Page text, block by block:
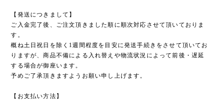
【発送につきまして】
ご入金完了後、ご注文頂きました順に順次対応させて頂いておりま
す。
概ね土日祝日を除く1週間程度を目安に発送手続きをさせて頂いてお
りますが、商品不備による入れ替えや物流状況によって前後・遅延
する場合が御座います。
予めご了承頂きますようお願い申し上げます。
【お支払い方法】